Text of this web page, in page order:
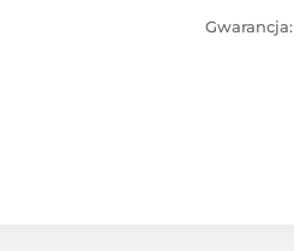
Gwarancja: